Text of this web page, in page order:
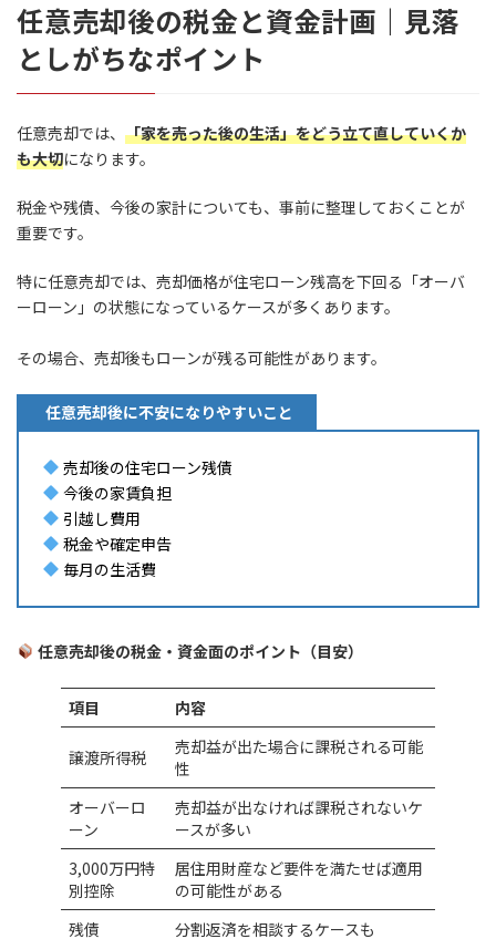
任意売却後の税金と資金計画｜見落
としがちなポイント
任意売却では、 「家を売った後の生活」をどう立て直していくか
も大切になります。
税金や残債、今後の家計についても、事前に整理しておくことが
重要です。
特に任意売却では、売却価格が住宅ローン残高を下回る「オーバ
ーローン」の状態になっているケースが多くあります。
その場合、売却後もローンが残る可能性があります。
任意売却後に不安になりやすいこと
売却後の住宅ローン残債
今後の家賃負担
引越し費用
税金や確定申告
毎月の生活費
任意売却後の税金・資金面のポイント（目安）
項目 内容
譲渡所得税
売却益が出た場合に課税される可能
性
オーバーロ
ーン
売却益が出なければ課税されないケ
ースが多い
3,000万円特
別控除
居住用財産など要件を満たせば適用
の可能性がある
残債
分割返済を相談するケースも